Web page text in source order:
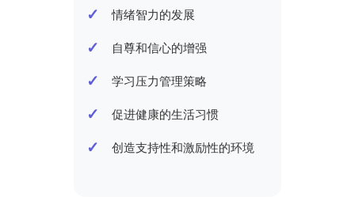
情绪智力的发展
自尊和信心的增强
学习压力管理策略
促进健康的生活习惯
创造支持性和激励性的环境